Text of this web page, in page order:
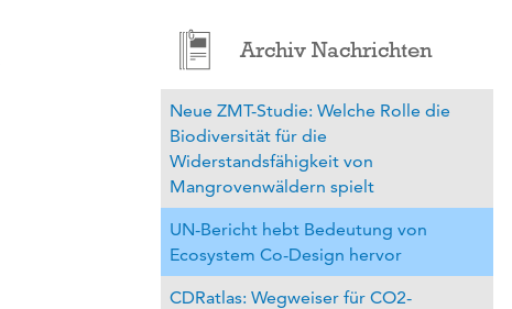
Archiv Nachrichten
Neue ZMT-Studie: Welche Rolle die
Biodiversität für die
Widerstandsfähigkeit von
Mangrovenwäldern spielt
UN-Bericht hebt Bedeutung von
Ecosystem Co-Design hervor
CDRatlas: Wegweiser für CO2-